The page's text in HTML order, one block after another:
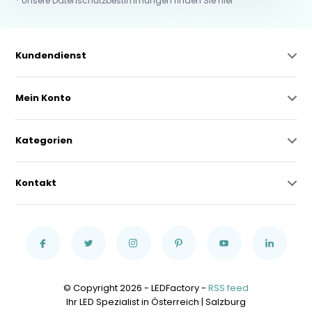
Kundendienst
Mein Konto
Kategorien
Kontakt
© Copyright 2026 - LEDFactory - RSS feed
Ihr LED Spezialist in Österreich | Salzburg